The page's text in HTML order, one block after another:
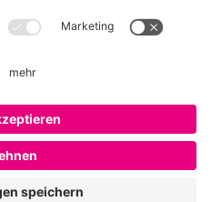
SAATKORN